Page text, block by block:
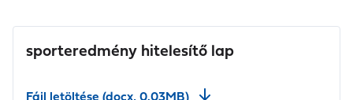
sporteredmény hitelesítő lap